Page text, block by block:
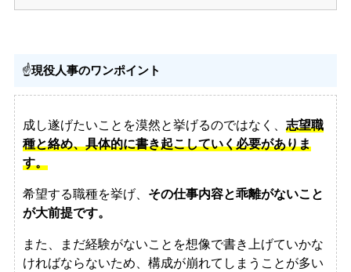
☝️現役人事のワンポイント
成し遂げたいことを漠然と挙げるのではなく、 志望職
種と絡め、具体的に書き起こしていく必要がありま
す。
希望する職種を挙げ、 その仕事内容と乖離がないこと
が大前提です。
また、まだ経験がないことを想像で書き上げていかな
ければならないため、構成が崩れてしまうことが多い